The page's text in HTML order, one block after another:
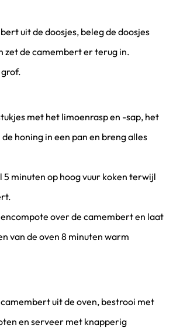
aan te vinken
uit de doosjes, beleg de doosjes
zet de camembert er terug in.
aan te vinken
aan te vinken
met het limoenrasp en -sap, het
honing in een pan en breng alles
aan te vinken
5 minuten op hoog vuur koken terwijl
aan te vinken
over de camembert en laat
van de oven 8 minuten warm
aan te vinken
uit de oven, bestrooi met
en serveer met knapperig